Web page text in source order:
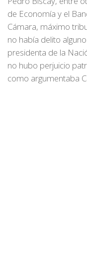
de Economía y el
Cámara, máximo
no había delito
presidenta de la
no hubo perjuicio
como argumentaba